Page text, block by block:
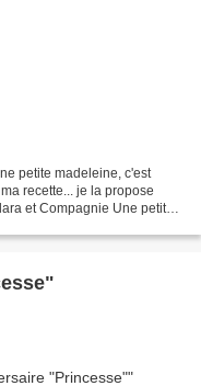
petite madeleine, c'est
recette... je la propose
et Compagnie Une petite